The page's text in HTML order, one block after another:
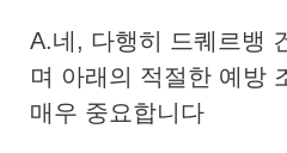
A.네, 다행히 드퀘르뱅
며 아래의 적절한 예방
매우 중요합니다